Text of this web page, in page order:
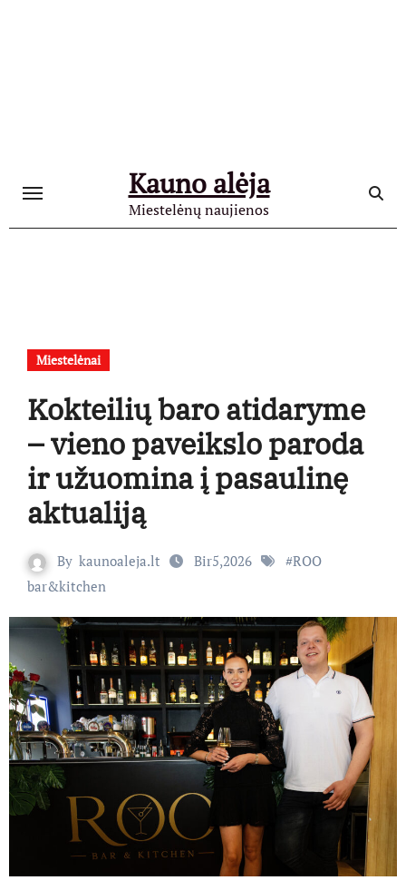
Kauno alėja
Miestelėnų naujienos
Miestelėnai
Kokteilių baro atidaryme
– vieno paveikslo paroda
ir užuomina į pasaulinę
aktualiją
By kaunoaleja.lt Bir5,2026 #ROO
bar&kitchen